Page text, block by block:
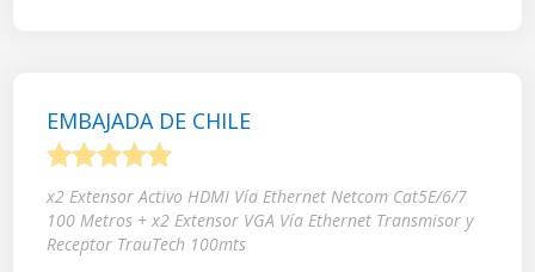
EMBAJADA DE CHILE
x2 Extensor Activo HDMI Vía Ethernet Netcom Cat5E/6/7
100 Metros + x2 Extensor VGA Vía Ethernet Transmisor y
Receptor TrauTech 100mts